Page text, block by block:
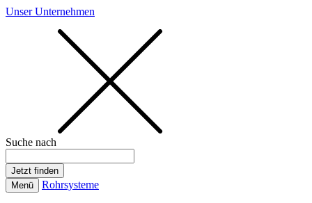
Unser Unternehmen
Suche nach
Menü Rohrsysteme